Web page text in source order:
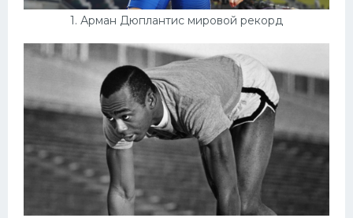
1. Арман Дюплантис мировой рекорд
Велогонки
Конькобежный спорт
Тренажеры
Интерьеры квартир